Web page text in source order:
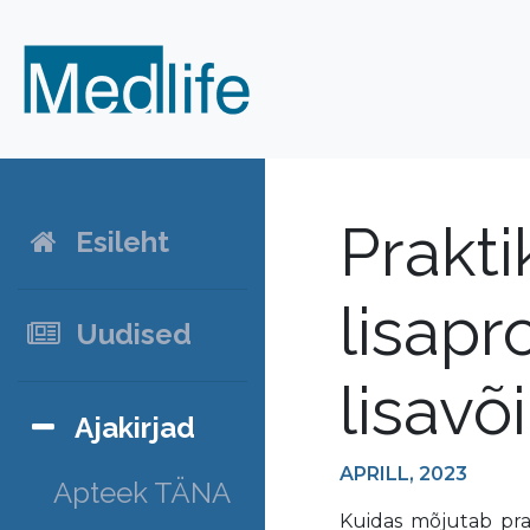
Esileht
Uudised
Ajakirjad
Apteek TÄNA
APRILL, 2023
Kuidas mõjutab